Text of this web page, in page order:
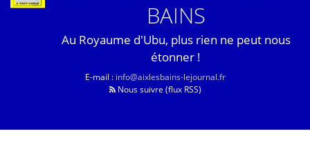
BAINS
Au Royaume d'Ubu, plus rien ne peut nous
étonner !
E-mail : info@aixlesbains-lejournal.fr
Nous suivre (flux RSS)